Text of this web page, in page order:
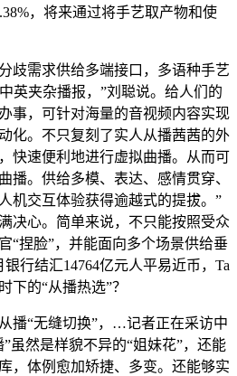
，将来通过将手艺取产物和使
需求供给多端接口，多语种手艺
英夹杂播报，”刘聪说。给人们的
事，可针对海量的音视频内容实现
化。不只复刻了实人从播茜茜的外
快速便利地进行虚拟曲播。从而可
播。供给多模、表达、感情贯穿、
机交互体验获得逾越式的提拔。”
决心。简单来说，不只能按照受众
“捏脸”，并能面向多个场景供给垂
行结汇14764亿元人平易近币，Ta
下的“从播热选”？
“无缝切换”，…记者正在采访中
虽然是样貌不异的“姐妹花”，还能
，体例愈加矫捷、多变。还能够实